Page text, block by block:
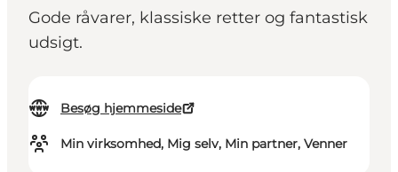
Gode råvarer, klassiske retter og fantastisk
udsigt.
Besøg hjemmeside
Min virksomhed, Mig selv, Min partner, Venner